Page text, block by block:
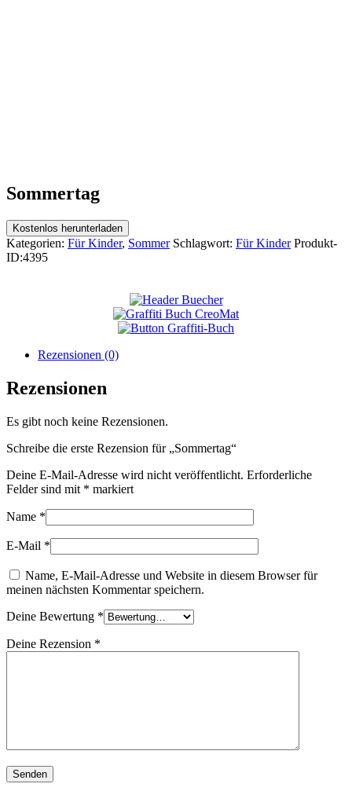
Sommertag
Kostenlos herunterladen
Kategorien: Für Kinder, Sommer Schlagwort: Für Kinder Produkt-
ID:4395
Rezensionen (0)
Rezensionen
Es gibt noch keine Rezensionen.
Schreibe die erste Rezension für „Sommertag“
Deine E-Mail-Adresse wird nicht veröffentlicht. Erforderliche
Felder sind mit * markiert
Name *
E-Mail *
Name, E-Mail-Adresse und Website in diesem Browser für
meinen nächsten Kommentar speichern.
Deine Bewertung *
Deine Rezension *